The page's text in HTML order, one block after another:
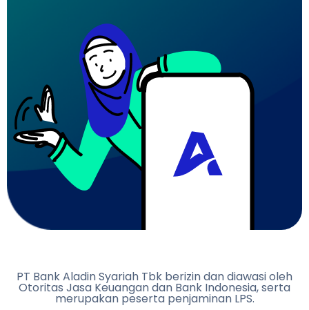
PT Bank Aladin Syariah Tbk berizin dan diawasi oleh
Otoritas Jasa Keuangan dan Bank Indonesia, serta
merupakan peserta penjaminan LPS.